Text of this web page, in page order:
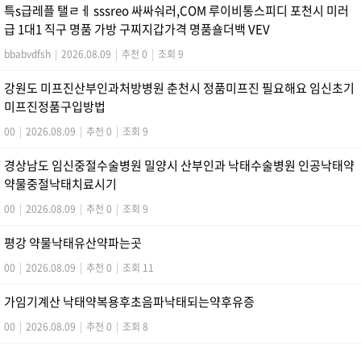
특s급레플 탤ㄹㅔ sssreo 싸싸숴러,COM 루이비통스피디 포천시 미러
급 1대1 직구 명품 가방 구찌지갑가격 명품숄더백 VEV
bbabvdfsh | 2026.08.09 | 추천 0 | 조회 9
강원도 미프진산부인과처방병원 춘천시 정품미프진 필요해요 임신초기
미프진정품구입방법
00 | 2026.08.09 | 추천 0 | 조회 9
경상남도 임신중절수술병원 밀양시 산부인과 낙태수술병원 인공낙태약
약물중절낙태치료시기
00 | 2026.08.09 | 추천 0 | 조회 9
평강 약물낙태유산약파는곳
00 | 2026.08.09 | 추천 0 | 조회 11
가임기계산 낙태약복용후초음파낙태되는약후유증
00 | 2026.08.09 | 추천 0 | 조회 8